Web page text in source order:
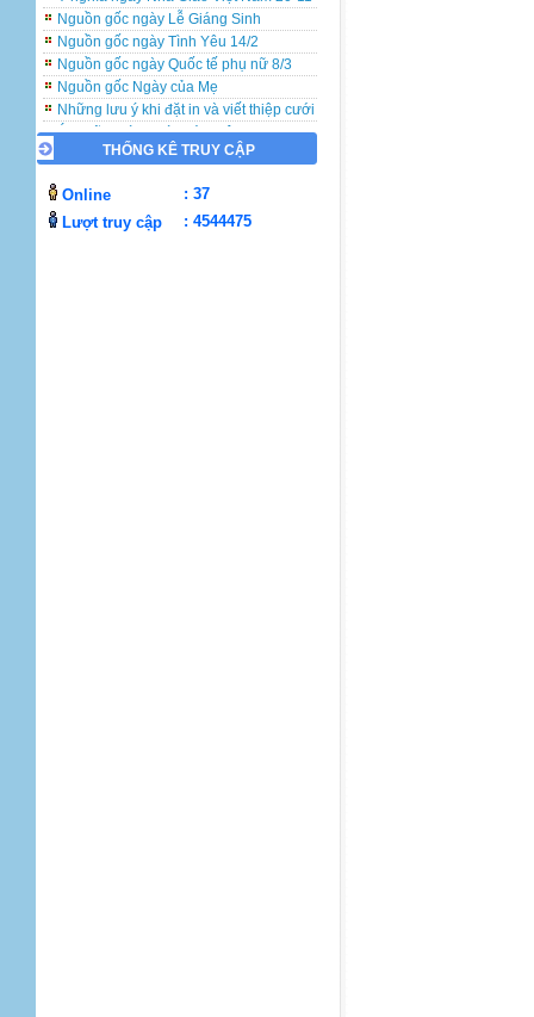
Nguồn gốc ngày Lễ Giáng Sinh
Nguồn gốc ngày Tình Yêu 14/2
Nguồn gốc ngày Quốc tế phụ nữ 8/3
Nguồn gốc Ngày của Mẹ
Những lưu ý khi đặt in và viết thiệp cưới
Ý nghĩa ngày Nhà Giáo Việt Nam 20-11
Nguồn gốc ngày Lễ Giáng Sinh
Nguồn gốc ngày Tình Yêu 14/2
Nguồn gốc ngày Quốc tế phụ nữ 8/3
Nguồn gốc Ngày của Mẹ
THỐNG KÊ TRUY CẬP
Online
: 37
Lượt truy cập
: 4544475